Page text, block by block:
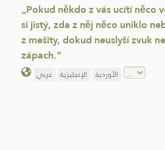
„Pokud někdo z vás ucítí něco
si jistý, zda z něj něco uniklo
z mešity, dokud neuslyší zvuk
zápach.”
عربي الإنجليزية الأوردية